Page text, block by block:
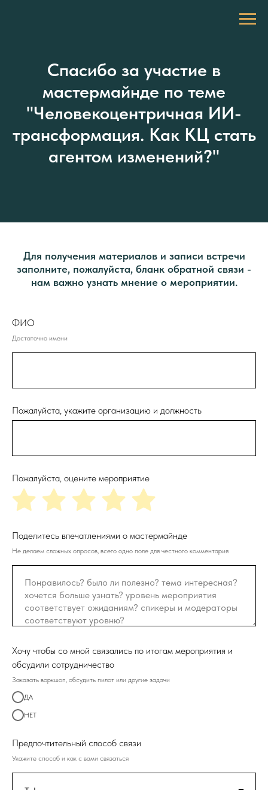
Спасибо за участие в
мастермайнде по теме
"Человекоцентричная ИИ-
трансформация. Как КЦ стать
агентом изменений?"
Для получения материалов и записи встречи
заполните, пожалуйста, бланк обратной связи -
нам важно узнать мнение о мероприятии.
ФИО
Достаточно имени
Пожалуйста, укажите организацию и должность
Пожалуйста, оцените мероприятие
Поделитесь впечатлениями о мастермайнде
Не делаем сложных опросов, всего одно поле для честного комментария
Хочу чтобы со мной связались по итогам мероприятия и
обсудили сотрудничество
Заказать воркшоп, обсудить пилот или другие задачи
ДА
НЕТ
Предпочтительный способ связи
Укажите способ и как с вами связаться